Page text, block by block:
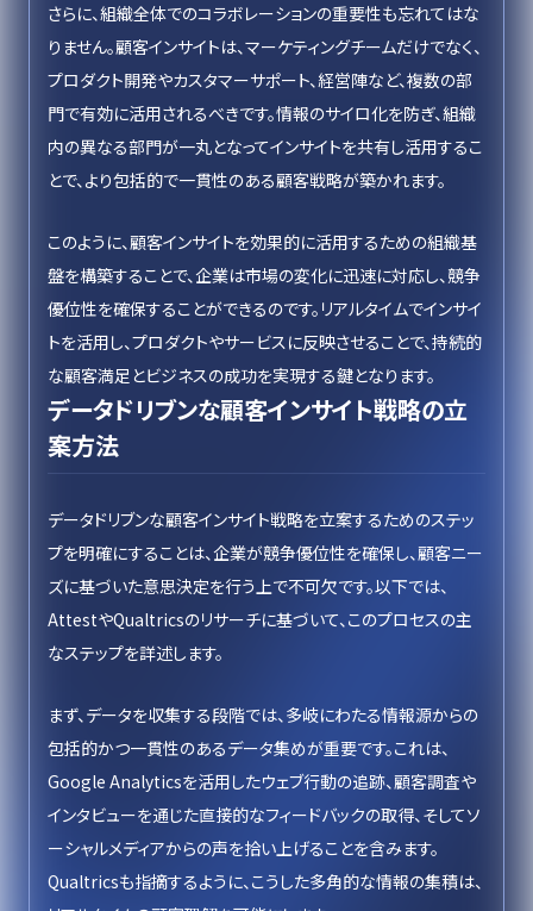
さらに、組織全体でのコラボレーションの重要性も忘れてはな
りません。顧客インサイトは、マーケティングチームだけでなく、
プロダクト開発やカスタマーサポート、経営陣など、複数の部
門で有効に活用されるべきです。情報のサイロ化を防ぎ、組織
内の異なる部門が一丸となってインサイトを共有し活用するこ
とで、より包括的で一貫性のある顧客戦略が築かれます。
このように、顧客インサイトを効果的に活用するための組織基
盤を構築することで、企業は市場の変化に迅速に対応し、競争
優位性を確保することができるのです。リアルタイムでインサイ
トを活用し、プロダクトやサービスに反映させることで、持続的
な顧客満足とビジネスの成功を実現する鍵となります。
データドリブンな顧客インサイト戦略の立
案方法
データドリブンな顧客インサイト戦略を立案するためのステッ
プを明確にすることは、企業が競争優位性を確保し、顧客ニー
ズに基づいた意思決定を行う上で不可欠です。以下では、
AttestやQualtricsのリサーチに基づいて、このプロセスの主
なステップを詳述します。
まず、データを収集する段階では、多岐にわたる情報源からの
包括的かつ一貫性のあるデータ集めが重要です。これは、
Google Analyticsを活用したウェブ行動の追跡、顧客調査や
インタビューを通じた直接的なフィードバックの取得、そしてソ
ーシャルメディアからの声を拾い上げることを含みます。
Qualtricsも指摘するように、こうした多角的な情報の集積は、